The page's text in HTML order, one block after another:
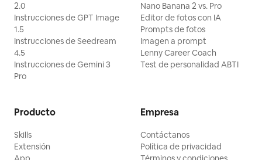
2.0
Instrucciones de GPT Image
1.5
Instrucciones de Seedream
4.5
Instrucciones de Gemini 3
Pro
Nano Banana 2 vs. Pro
Editor de fotos con IA
Prompts de fotos
Imagen a prompt
Lenny Career Coach
Test de personalidad ABTI
Producto
Skills
Extensión
Empresa
Contáctanos
Política de privacidad